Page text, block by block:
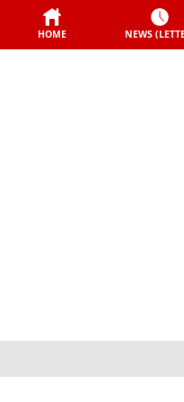
HOME NEWS